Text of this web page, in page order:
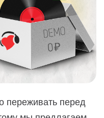
переживать перед